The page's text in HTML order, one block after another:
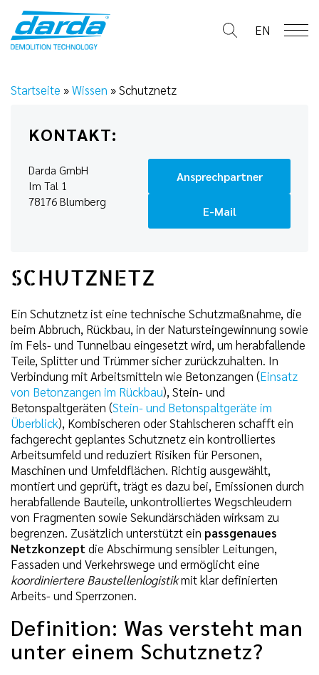
content
EN
Startseite »Wissen »Schutznetz
KONTAKT:
Darda GmbH
Im Tal 1
78176 Blumberg
Ansprechpartner
E-Mail
SCHUTZNETZ
Ein Schutznetz ist eine technische Schutzmaßnahme, die
beim Abbruch, Rückbau, in der Natursteingewinnung sowie
im Fels- und Tunnelbau eingesetzt wird, um herabfallende
Teile, Splitter und Trümmer sicher zurückzuhalten. In
Verbindung mit Arbeitsmitteln wie Betonzangen (Einsatz
von Betonzangen im Rückbau), Stein- und
Betonspaltgeräten (Stein- und Betonspaltgeräte im
Überblick), Kombischeren oder Stahlscheren schafft ein
fachgerecht geplantes Schutznetz ein kontrolliertes
Arbeitsumfeld und reduziert Risiken für Personen,
Maschinen und Umfeldflächen. Richtig ausgewählt,
montiert und geprüft, trägt es dazu bei, Emissionen durch
herabfallende Bauteile, unkontrolliertes Wegschleudern
von Fragmenten sowie Sekundärschäden wirksam zu
begrenzen. Zusätzlich unterstützt ein passgenaues
Netzkonzeptdie Abschirmung sensibler Leitungen,
Fassaden und Verkehrswege und ermöglicht eine
koordiniertere Baustellenlogistikmit klar definierten
Arbeits- und Sperrzonen.
Definition: Was versteht man
unter einem Schutznetz?